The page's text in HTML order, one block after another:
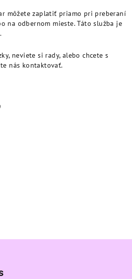
môžete zaplatiť priamo pri preberaní
na odbernom mieste. Táto služba je
neviete si rady, alebo chcete s
nás kontaktovať.